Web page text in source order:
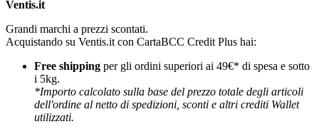
Ventis.it
Grandi marchi a prezzi scontati.
Acquistando su Ventis.it con CartaBCC Credit Plus hai:
Free shipping per gli ordini superiori ai 49€* di spesa e sotto
i 5kg.
*Importo calcolato sulla base del prezzo totale degli articoli
dell'ordine al netto di spedizioni, sconti e altri crediti Wallet
utilizzati.